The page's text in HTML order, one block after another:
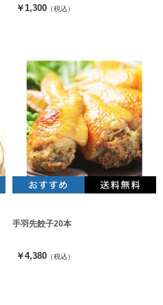
￥1,300 （税込）
手羽先餃子20本
￥4,380 （税込）